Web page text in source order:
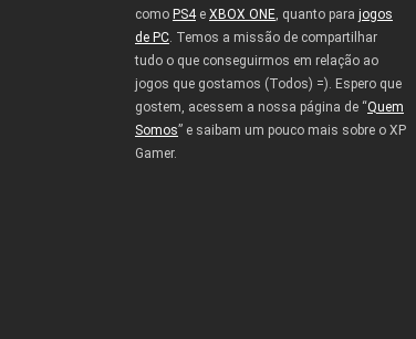
como PS4e XBOX ONE, quanto para jogos
de PC. Temos a missão de compartilhar
tudo o que conseguirmos em relação ao
jogos que gostamos (Todos) =). Espero que
gostem, acessem a nossa página de “Quem
Somos” e saibam um pouco mais sobre o XP
Gamer.